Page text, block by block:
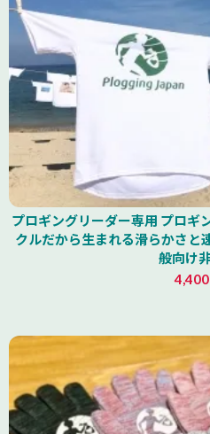
プロギングリーダー専用 プロ
クルだから生まれる滑らかさ
般向け